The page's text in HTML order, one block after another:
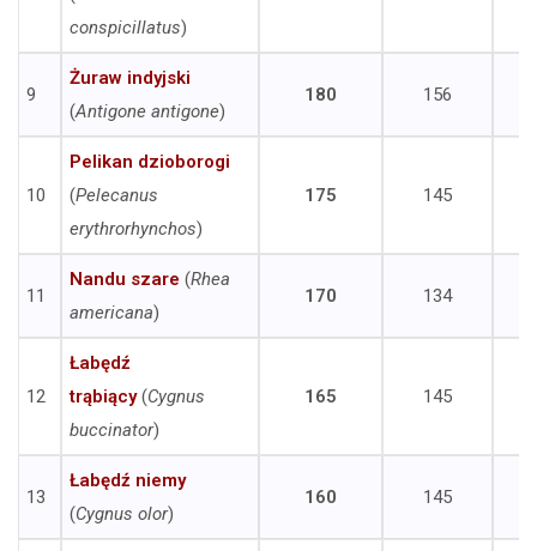
conspicillatus)
9
Żuraw indyjski
(Antigone antigone)
180 156
10
Pelikan dzioborogi
(Pelecanus
erythrorhynchos)
175 145
11
Nandu szare (Rhea
americana)
170 134
12
Łabędź
trąbiący(Cygnus
buccinator)
165 145
13
Łabędź niemy
(Cygnus olor)
160 145